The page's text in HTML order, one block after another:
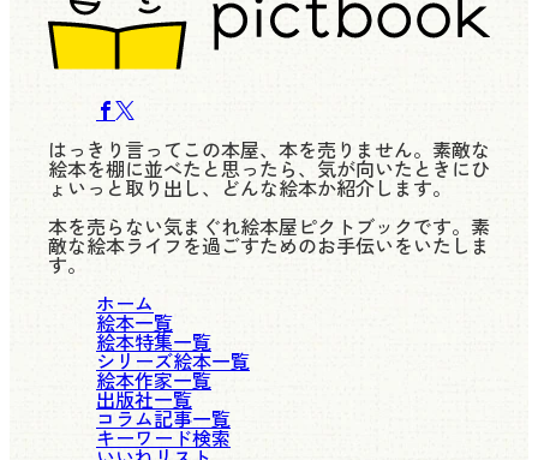
はっきり言ってこの本屋、本を売りません。素敵な
絵本を棚に並べたと思ったら、気が向いたときにひ
ょいっと取り出し、どんな絵本か紹介します。
本を売らない気まぐれ絵本屋ピクトブックです。素
敵な絵本ライフを過ごすためのお手伝いをいたしま
す。
ホーム
絵本一覧
絵本特集一覧
シリーズ絵本一覧
絵本作家一覧
出版社一覧
コラム記事一覧
キーワード検索